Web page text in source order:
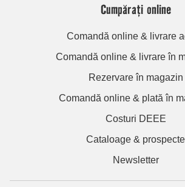
Cumpărați online
Comandă online & livrare
Comandă online & livrare în
Rezervare în magazin
Comandă online & plată în
Costuri DEEE
Cataloage & prospecte
Newsletter